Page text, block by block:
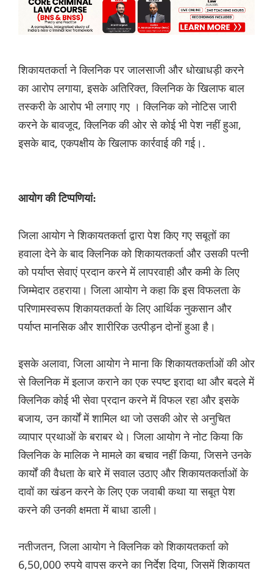
शिकायतकर्ता ने क्लिनिक पर जालसाजी और धोखाधड़ी करने
का आरोप लगाया, इसके अतिरिक्त, क्लिनिक के खिलाफ बाल
तस्करी के आरोप भी लगाए गए । क्लिनिक को नोटिस जारी
करने के बावजूद, क्लिनिक की ओर से कोई भी पेश नहीं हुआ,
इसके बाद, एकपक्षीय के खिलाफ कार्रवाई की गई।.
आयोग की टिप्पणियां:
जिला आयोग ने शिकायतकर्ता द्वारा पेश किए गए सबूतों का
हवाला देने के बाद क्लिनिक को शिकायतकर्ता और उसकी पत्नी
को पर्याप्त सेवाएं प्रदान करने में लापरवाही और कमी के लिए
जिम्मेदार ठहराया। जिला आयोग ने कहा कि इस विफलता के
परिणामस्वरूप शिकायतकर्ता के लिए आर्थिक नुकसान और
पर्याप्त मानसिक और शारीरिक उत्पीड़न दोनों हुआ है।
इसके अलावा, जिला आयोग ने माना कि शिकायतकर्ताओं की ओर
से क्लिनिक में इलाज कराने का एक स्पष्ट इरादा था और बदले में
क्लिनिक कोई भी सेवा प्रदान करने में विफल रहा और इसके
बजाय, उन कार्यों में शामिल था जो उसकी ओर से अनुचित
व्यापार प्रथाओं के बराबर थे। जिला आयोग ने नोट किया कि
क्लिनिक के मालिक ने मामले का बचाव नहीं किया, जिसने उनके
कार्यों की वैधता के बारे में सवाल उठाए और शिकायतकर्ताओं के
दावों का खंडन करने के लिए एक जवाबी कथा या सबूत पेश
करने की उनकी क्षमता में बाधा डाली।
नतीजतन, जिला आयोग ने क्लिनिक को शिकायतकर्ता को
6,50,000 रुपये वापस करने का निर्देश दिया, जिसमें शिकायत